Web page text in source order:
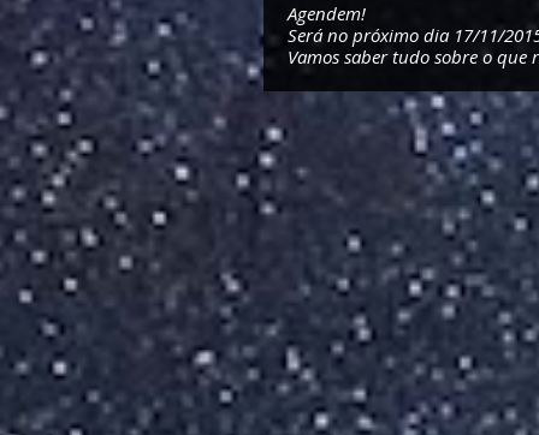
Agendem!
Será no próximo dia 17/11/
Vamos saber tudo sobre o que